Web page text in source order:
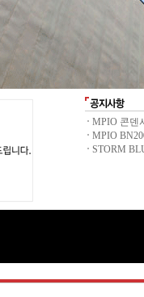
MPIO 콘덴
MPIO
STORM